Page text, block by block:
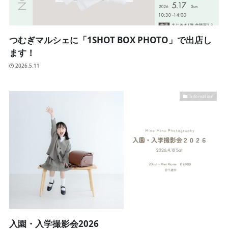
つむぎマルシェに「1SHOT BOX PHOTO」で出店し
ます！
2026.5.11
Infomation
入園・入学撮影会2026